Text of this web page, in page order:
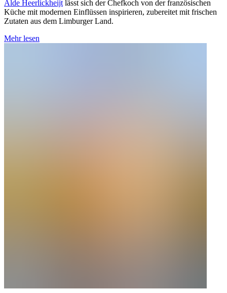
Alde Heerlickheijt lässt sich der Chefkoch von der französischen
Küche mit modernen Einflüssen inspirieren, zubereitet mit frischen
Zutaten aus dem Limburger Land.
Mehr lesen